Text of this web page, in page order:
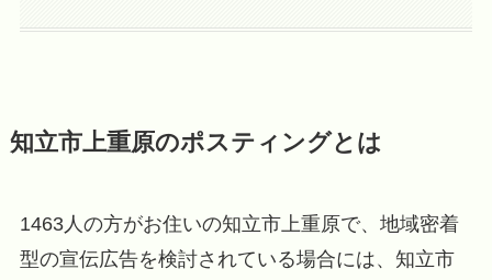
知立市上重原のポスティングとは
1463人の方がお住いの知立市上重原で、地域密着
型の宣伝広告を検討されている場合には、知立市